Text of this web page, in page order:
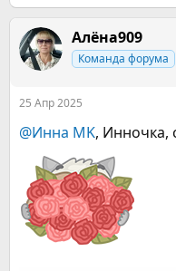
Алёна909
Команда форума
25 Апр 2025
@Инна MK, Инночка,